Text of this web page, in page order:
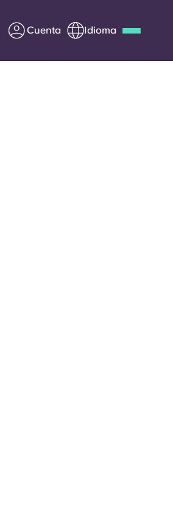
Cuenta Idioma